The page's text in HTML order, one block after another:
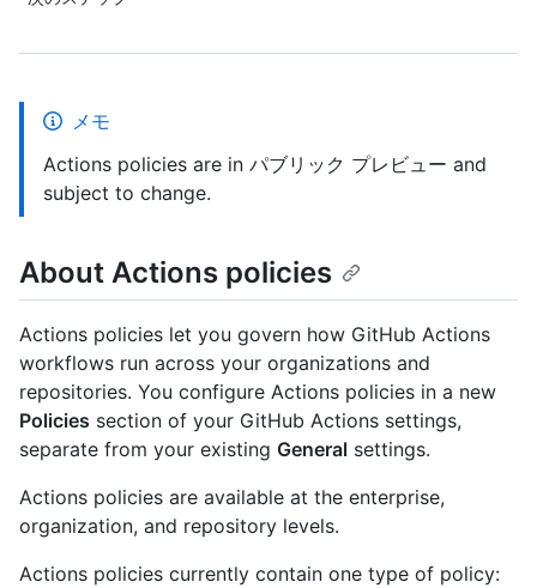
メモ
Actions policies are in パブリック プレビュー and
subject to change.
About Actions policies
Actions policies let you govern how GitHub Actions
workflows run across your organizations and
repositories. You configure Actions policies in a new
Policies section of your GitHub Actions settings,
separate from your existing General settings.
Actions policies are available at the enterprise,
organization, and repository levels.
Actions policies currently contain one type of policy: